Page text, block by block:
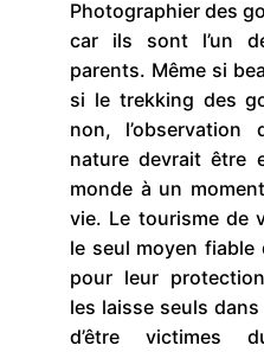
Photographier des
car ils sont l’un
parents. Même si
si le trekking des
non,
nature devrait être
monde à un
vie. Le tourisme de
le seul moyen
pour leur
les laisse seuls
d’être victimes